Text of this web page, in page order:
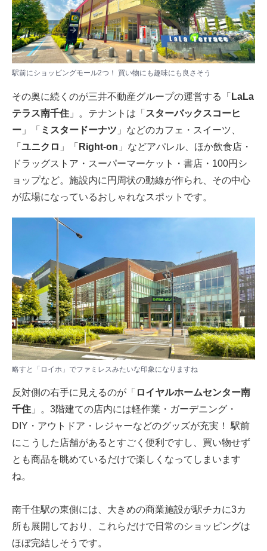
駅前にショッピングモール2つ！ 買い物にも趣味にも良さそう
その奥に続くのが三井不動産グループの運営する「 LaLa
テラス南千住 」。テナントは「 スターバックスコーヒ
ー 」「 ミスタードーナツ 」などのカフェ・スイーツ、
「 ユニクロ 」「 Right-on 」などアパレル、ほか飲食店・
ドラッグストア・スーパーマーケット・書店・100円シ
ョップなど。施設内に円周状の動線が作られ、その中心
が広場になっているおしゃれなスポットです。
略すと「ロイホ」でファミレスみたいな印象になりますね
反対側の右手に見えるのが「 ロイヤルホームセンター南
千住 」。3階建ての店内には軽作業・ガーデニング・
DIY・アウトドア・レジャーなどのグッズが充実！ 駅前
にこうした店舗があるとすごく便利ですし、買い物せず
とも商品を眺めているだけで楽しくなってしまいます
ね。
南千住駅の東側には、大きめの商業施設が駅チカに3カ
所も展開しており、これらだけで日常のショッピングは
ほぼ完結しそうです。